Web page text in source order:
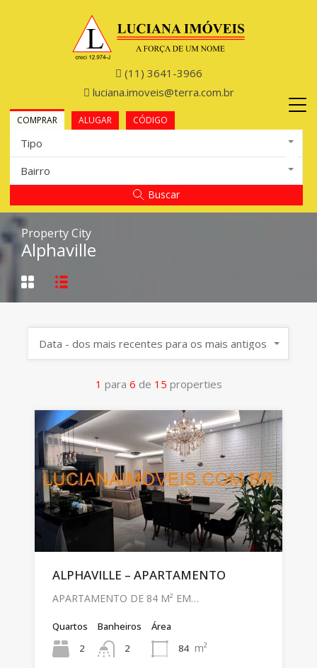
(11) 3641-3966
luciana.imoveis@terra.com.br
COMPRAR ALUGAR CÓDIGO
Tipo
Bairro
Buscar
Property City
Alphaville
1 para 6 de 15 properties
Data - dos mais recentes para os mais antigos
ALPHAVILLE – APARTAMENTO
APARTAMENTO DE 84 M² EM…
Quartos
2
Banheiros
2
Área
84 m²